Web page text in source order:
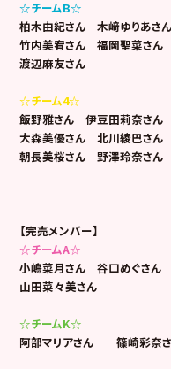
☆チームB☆
柏木由紀さん 木﨑ゆりあさ
竹内美宥さん 福岡聖菜さん
渡辺麻友さん
☆チーム4☆
飯野雅さん 伊豆田莉奈さん
大森美優さん 北川綾巴さ
朝長美桜さん 野澤玲奈さん
【完売メンバー】
☆チームA☆
小嶋菜月さん 谷口めぐさん
山田菜々美さん
☆チームK☆
阿部マリアさん 篠崎彩奈